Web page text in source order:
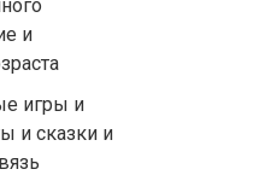
и
игры и
и сказки и